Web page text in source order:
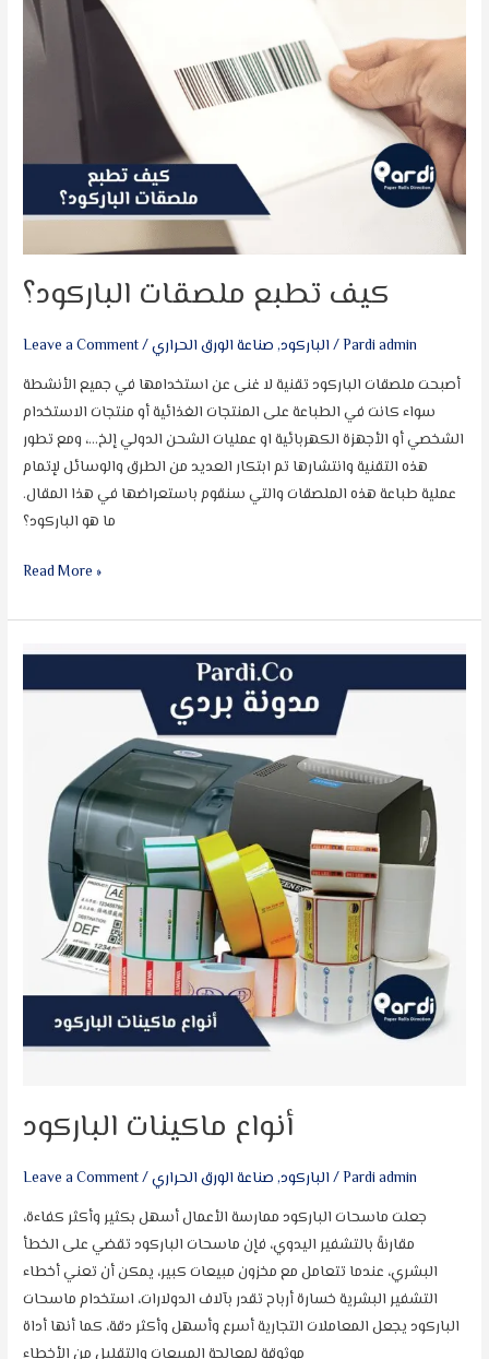
كيف تطبع ملصقات الباركود؟
Leave a Comment/ الباركود,صناعة الورق الحراري /Pardi admin
أصبحت ملصقات الباركود تقنية لا غنى عن استخدامها في جميع الأنشطة
سواء كانت في الطباعة على المنتجات الغذائية أو منتجات الاستخدام
الشخصي أو الأجهزة الكهربائية او عمليات الشحن الدولي إلخ…، ومع تطور
هذه التقنية وانتشارها تم ابتكار العديد من الطرق والوسائل لإتمام
عملية طباعة هذه الملصقات والتي سنقوم باستعراضها في هذا المقال.
ما هو الباركود؟
Read More »
أنواع ماكينات الباركود
Leave a Comment/ الباركود,صناعة الورق الحراري /Pardi admin
جعلت ماسحات الباركود ممارسة الأعمال أسهل بكثير وأكثر كفاءة،
مقارنةً بالتشفير اليدوي، فإن ماسحات الباركود تقضي على الخطأ
البشري، عندما تتعامل مع مخزون مبيعات كبير، يمكن أن تعني أخطاء
التشفير البشرية خسارة أرباح تقدر بآلاف الدولارات، استخدام ماسحات
الباركود يجعل المعاملات التجارية أسرع وأسهل وأكثر دقة، كما أنها أداة
موثوقة لمعالجة المبيعات والتقليل من الأخطاء
أنواع